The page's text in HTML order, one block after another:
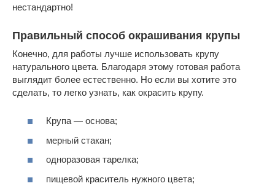
нестандартно!
Правильный способ окрашивания крупы
Конечно, для работы лучше использовать крупу
натурального цвета. Благодаря этому готовая работа
выглядит более естественно. Но если вы хотите это
сделать, то легко узнать, как окрасить крупу.
Крупа — основа;
мерный стакан;
одноразовая тарелка;
пищевой краситель нужного цвета;